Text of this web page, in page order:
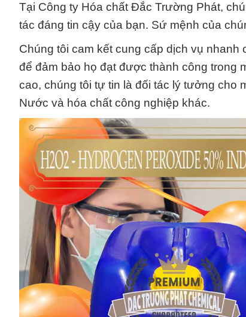
Tại Công ty Hóa chất Đắc Trường Phát,
tác đáng tin cậy của bạn. Sứ mệnh của
Chúng tôi cam kết cung cấp dịch vụ
để đảm bảo họ đạt được thành công trong
cao, chúng tôi tự tin là đối tác lý tưởng cho
Nước và hóa chất công nghiệp khác.